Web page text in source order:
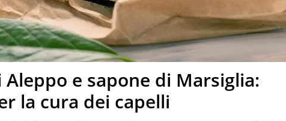
Aleppo e sapone di Marsiglia:
la cura dei capelli